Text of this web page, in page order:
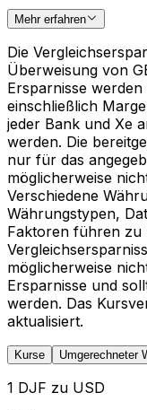
Mehr erfahren
Die
Überweisung von
Ersparnisse
einschließlich
jeder Bank und Xe
werden. Die
nur für das
möglicherweise
Verschiedene
Währungstypen,
Faktoren führen zu
möglicherweise
Ersparnisse und
werden. Das
aktualisiert.
Kurse Umgerechneter
1 DJF zu USD